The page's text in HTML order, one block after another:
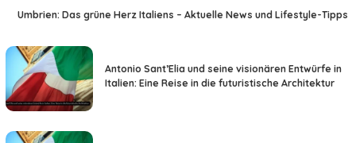
Umbrien: Das grüne Herz Italiens – Aktuelle News und Lifestyle-Tipps
Antonio Sant’Elia und seine visionären Entwürfe in
Italien: Eine Reise in die futuristische Architektur